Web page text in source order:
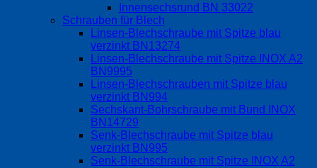
Innensechsrund BN 33022
Schrauben für Blech
Linsen-Blechschraube mit Spitze blau
verzinkt BN13274
Linsen-Blechschraube mit Spitze INOX A2
BN9995
Linsen-Blechschrauben mit Spitze blau
verzinkt BN994
Sechskant-Bohrschraube mit Bund INOX
BN14729
Senk-Blechschraube mit Spitze blau
verzinkt BN995
Senk-Blechschraube mit Spitze INOX A2